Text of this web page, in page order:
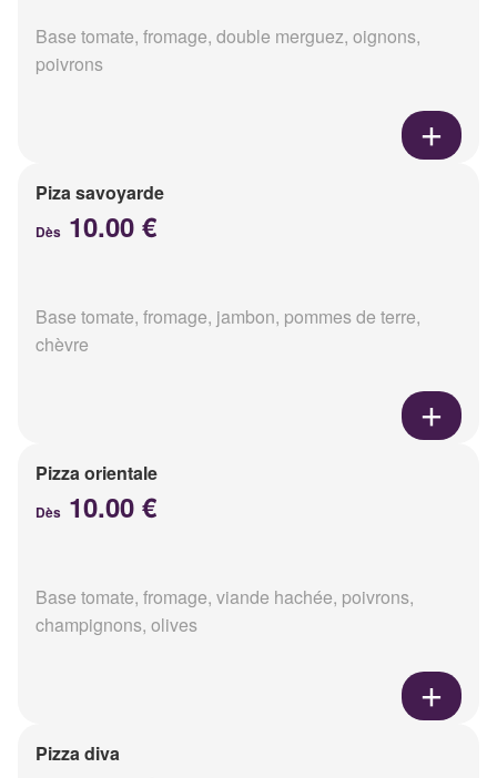
Base tomate, fromage, double merguez, oignons,
poivrons
Piza savoyarde
Dès 10.00 €
Base tomate, fromage, jambon, pommes de terre,
chèvre
Pizza orientale
Dès 10.00 €
Base tomate, fromage, viande hachée, poivrons,
champignons, olives
Pizza diva